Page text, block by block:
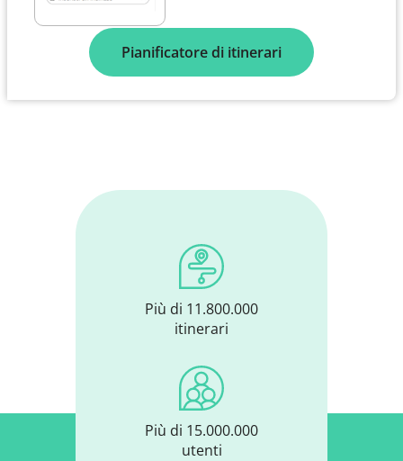
Pianificatore di itinerari
Più di 11.800.000
itinerari
Più di 15.000.000
utenti